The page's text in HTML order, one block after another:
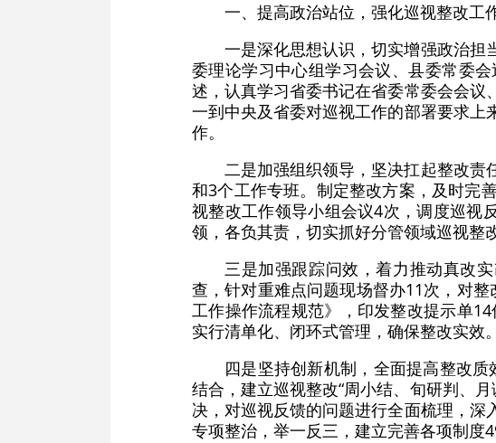
一、提高政治站位，强化巡视整改工
一是深化思想认识，切实增强政治担
委理论学习中心组学习会议、县委常委
述，认真学习省委书记在省委常委会会
一到中央及省委对巡视工作的部署要求
作。
二是加强组织领导，坚决扛起整改责
和3个工作专班。制定整改方案，及时完
视整改工作领导小组会议4次，调度巡视
领，各负其责，切实抓好分管领域巡视整
三是加强跟踪问效，着力推动真改
查，针对重难点问题现场督办11次，对
工作操作流程规范》，印发整改提示单
实行清单化、闭环式管理，确保整改实效。
四是坚持创新机制，全面提高整改质
结合，建立巡视整改“周小结、旬研判、
决，对巡视反馈的问题进行全面梳理，
专项整治，举一反三，建立完善各项制度